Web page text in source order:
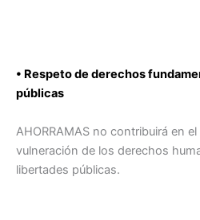
• Respeto de derechos
públicas
AHORRAMAS no contribuirá en
vulneración de los derechos
libertades públicas.